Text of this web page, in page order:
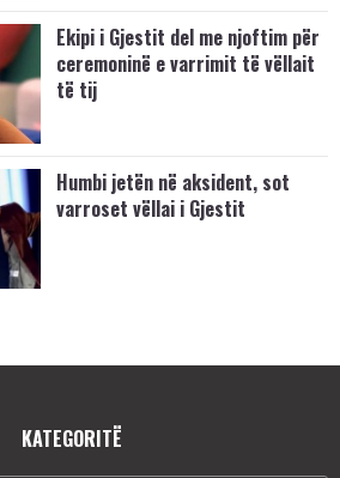
Ekipi i Gjestit del me njoftim për
ceremoninë e varrimit të vëllait
të tij
Humbi jetën në aksident, sot
varroset vëllai i Gjestit
KATEGORITË